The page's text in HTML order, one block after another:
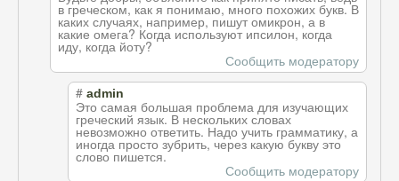
в греческом, как я понимаю, много похожих букв. В
каких случаях, например, пишут омикрон, а в
какие омега? Когда используют ипсилон, когда
иду, когда йоту?
Сообщить модератору
# admin
Это самая большая проблема для изучающих
греческий язык. В нескольких словах
невозможно ответить. Надо учить грамматику, а
иногда просто зубрить, через какую букву это
слово пишется.
Сообщить модератору